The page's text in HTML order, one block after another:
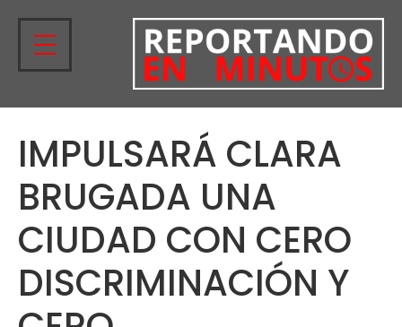
IMPULSARÁ CLARA
BRUGADA UNA
CIUDAD CON CERO
DISCRIMINACIÓN Y